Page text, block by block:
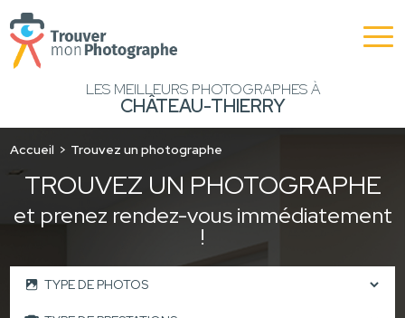
LES MEILLEURS PHOTOGRAPHES À
CHÂTEAU-THIERRY
Accueil Trouvez un photographe
TROUVEZ UN PHOTOGRAPHE
et prenez rendez-vous immédiatement
!